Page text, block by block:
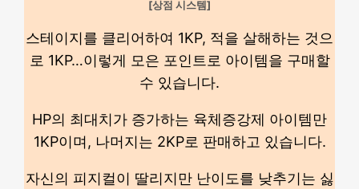
[상점 시스템]
스테이지를 클리어하여 1KP, 적을 살해하는 것으
로 1KP…이렇게 모은 포인트로 아이템을 구매할
수 있습니다.
HP의 최대치가 증가하는 육체증강제 아이템만
1KP이며, 나머지는 2KP로 판매하고 있습니다.
자신의 피지컬이 딸리지만 난이도를 낮추기는 싫